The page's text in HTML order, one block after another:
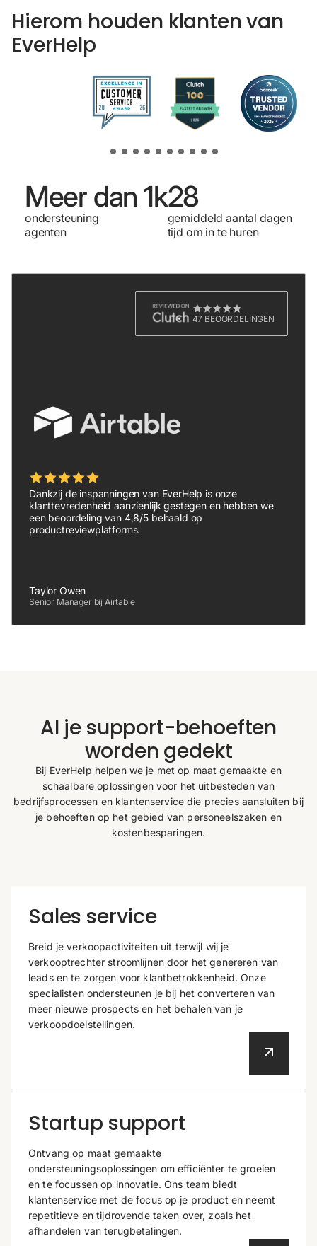
Hierom houden klanten van
EverHelp
Meer dan 1k
ondersteuning
agenten
28
gemiddeld aantal dagen
tijd om in te huren
47 BEOORDELINGEN
Dankzij de inspanningen van EverHelp is onze
klanttevredenheid aanzienlijk gestegen en hebben we
een beoordeling van 4,8/5 behaald op
productreviewplatforms.
Taylor Owen
Senior Manager bij Airtable
Al je support-behoeften
worden gedekt
Bij EverHelp helpen we je met op maat gemaakte en
schaalbare oplossingen voor het uitbesteden van
bedrijfsprocessen en klantenservice die precies aansluiten bij
je behoeften op het gebied van personeelszaken en
kostenbesparingen.
Sales service
Breid je verkoopactiviteiten uit terwijl wij je
verkooptrechter stroomlijnen door het genereren van
leads en te zorgen voor klantbetrokkenheid. Onze
specialisten ondersteunen je bij het converteren van
meer nieuwe prospects en het behalen van je
verkoopdoelstellingen.
Startup support
Ontvang op maat gemaakte
ondersteuningsoplossingen om efficiënter te groeien
en te focussen op innovatie. Ons team biedt
klantenservice met de focus op je product en neemt
repetitieve en tijdrovende taken over, zoals het
afhandelen van terugbetalingen.